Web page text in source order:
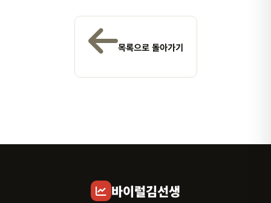
목록으로 돌아가기
바이럴김선생